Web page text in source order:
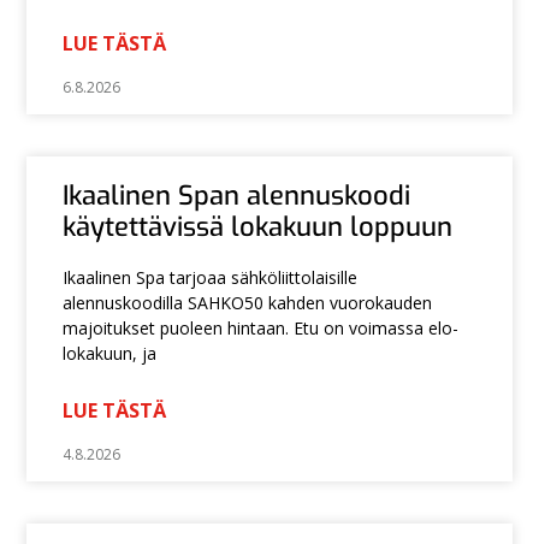
LUE TÄSTÄ
6.8.2026
Ikaalinen Span alennuskoodi
käytettävissä lokakuun loppuun
Ikaalinen Spa tarjoaa sähköliittolaisille
alennuskoodilla SAHKO50 kahden vuorokauden
majoitukset puoleen hintaan. Etu on voimassa elo-
lokakuun, ja
LUE TÄSTÄ
4.8.2026